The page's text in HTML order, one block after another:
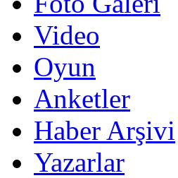
Video
Oyun
Anketler
Haber Arşivi
Yazarlar